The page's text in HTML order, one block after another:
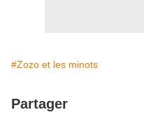
#Zozo et les minots
Partager